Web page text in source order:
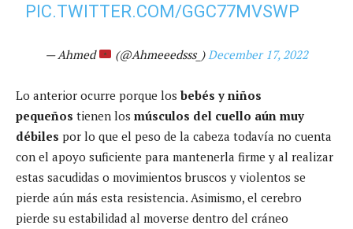
PIC.TWITTER.COM/GGC77MVSWP
— Ahmed (@Ahmeeedsss_) December 17, 2022
Lo anterior ocurre porque los bebés y niños
pequeños tienen los músculos del cuello aún muy
débiles por lo que el peso de la cabeza todavía no cuenta
con el apoyo suficiente para mantenerla firme y al realizar
estas sacudidas o movimientos bruscos y violentos se
pierde aún más esta resistencia. Asimismo, el cerebro
pierde su estabilidad al moverse dentro del cráneo